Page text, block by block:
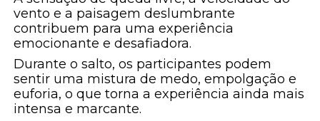
vento e a paisagem deslumbrante
contribuem para uma experiência
emocionante e desafiadora.
Durante o salto, os participantes podem
sentir uma mistura de medo, empolgação e
euforia, o que torna a experiência ainda mais
intensa e marcante.